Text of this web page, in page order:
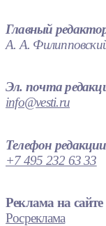
Главный
А. А.
Эл. почта
info@vesti.ru
Телефон редакции
+7 495 232 63 33
Реклама на сайте
Росреклама